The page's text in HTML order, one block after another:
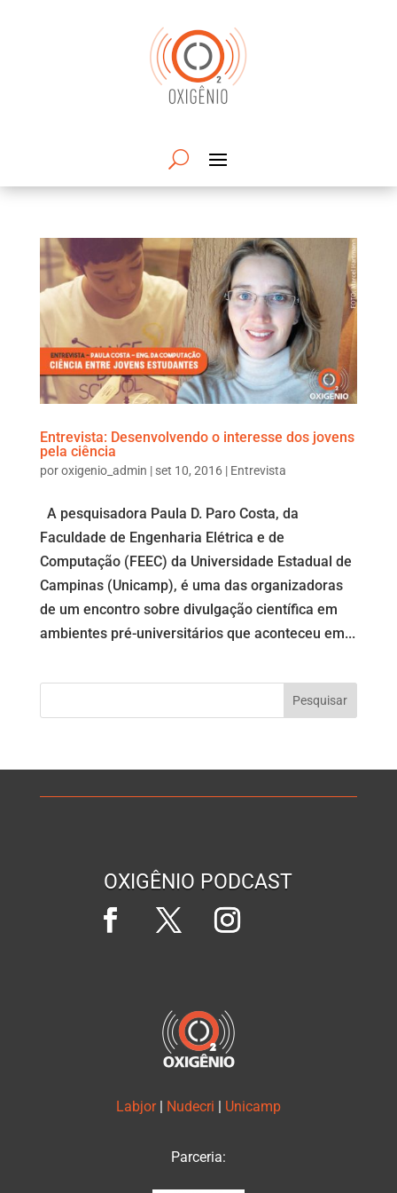
Entrevista: Desenvolvendo o interesse dos jovens
pela ciência
poroxigenio_admin | set 10, 2016| Entrevista
A pesquisadora Paula D. Paro Costa, da
Faculdade de Engenharia Elétrica e de
Computação (FEEC) da Universidade Estadual de
Campinas (Unicamp), é uma das organizadoras
de um encontro sobre divulgação científica em
ambientes pré-universitários que aconteceu em...
OXIGÊNIO PODCAST
Labjor Nudecri Unicamp
Parceria: